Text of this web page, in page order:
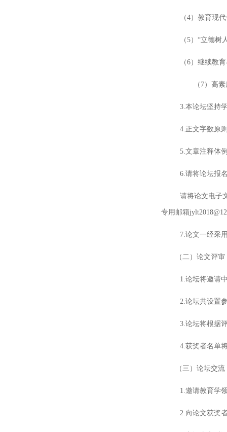
（4）教育现
（5）“立德树
（6）继续教
（ 7）高
3.本论坛坚持
4.正文字数原
5.文章注释体
6.请将论坛报
请将论文电子
专用邮箱
7.论文一经采
（二）论文评审
1.论坛将邀请
2.论坛共设置
3.论坛将根据
4.获奖者名单
（三）论坛交流
1.邀请教育学
2.向论文获奖